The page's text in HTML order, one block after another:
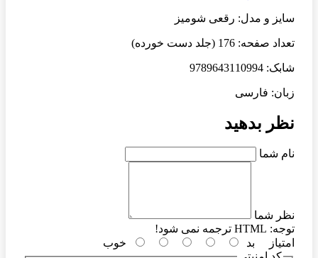
سایز و مدل: رقعی شومیز
تعداد صفحه: 176 (جلد دست خورده)
شابک: 9789643110994
زبان: فارسی
نظر بدهید
نام شما
نظر شما
توجه:
امتیاز
بد
خوب